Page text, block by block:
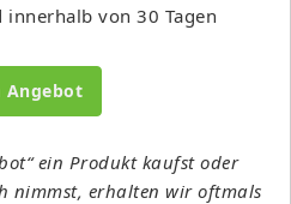
innerhalb von 30 Tagen
Angebot
ein Produkt kaufst oder
nimmst, erhalten wir oftmals